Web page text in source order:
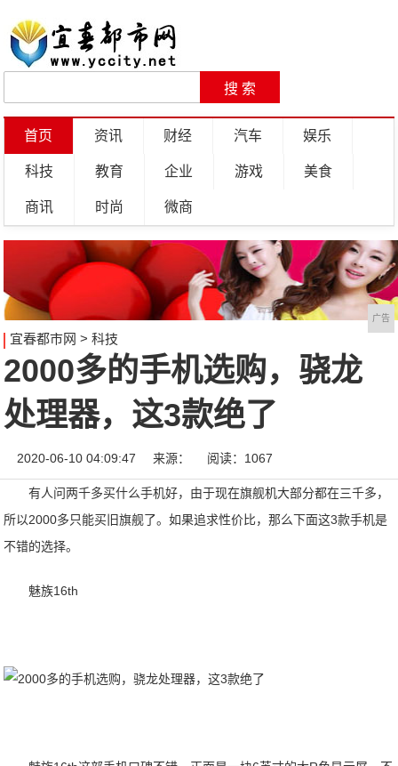
首页 资讯 财经 汽车 娱乐
科技 教育 企业 游戏 美食
商讯 时尚 微商
广告
宜春都市网 > 科技
2000多的手机选购，骁龙
处理器，这3款绝了
2020-06-10 04:09:47 来源： 阅读：1067
有人问两千多买什么手机好，由于现在旗舰机大部分都在三千多，
所以2000多只能买旧旗舰了。如果追求性价比，那么下面这3款手机是
不错的选择。
魅族16th